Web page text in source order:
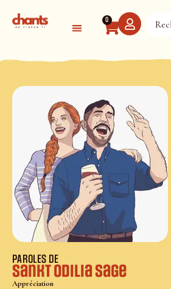
0
PAROLES DE
Sankt Odilia Sage
Appréciation